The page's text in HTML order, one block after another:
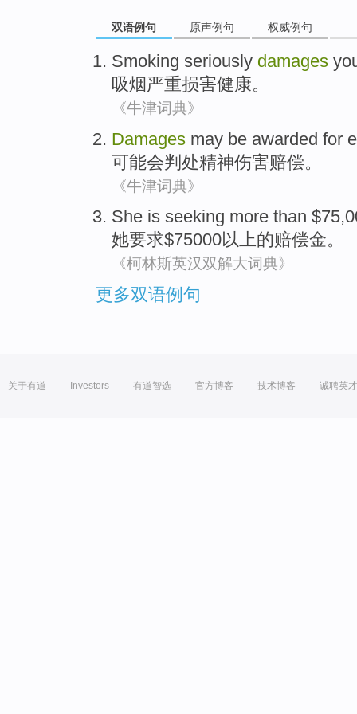
双语例句 原声例句 权威例句
Smoking seriously damages
吸烟严重损害健康。
《牛津词典》
Damages may be awarded for
可能会判处精神伤害赔偿。
《牛津词典》
She is seeking more than
她要求$75000以上的赔偿金。
《柯林斯英汉双解大词典》
更多双语例句
关于有道 Investors 有道智选 官方博客 技术博客 诚聘英才